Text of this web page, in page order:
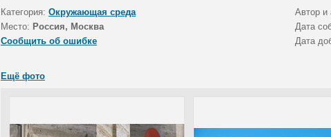
Категория: Окружающая среда Автор и
Место: Россия, Москва Дата
Сообщить об ошибке
Дата
Ещё фото